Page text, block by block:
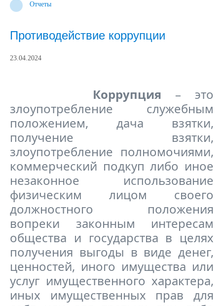
Отчеты
Противодействие коррупции
23.04.2024
Коррупция – это
злоупотребление служебным
положением, дача взятки,
получение взятки,
злоупотребление полномочиями,
коммерческий подкуп либо иное
незаконное использование
физическим лицом своего
должностного положения
вопреки законным интересам
общества и государства в целях
получения выгоды в виде денег,
ценностей, иного имущества или
услуг имущественного характера,
иных имущественных прав для